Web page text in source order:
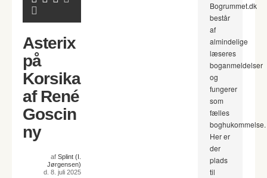
Asterix
på
Korsika
af René
Goscin
ny
af Splint (I.
Jørgensen)
d. 8. juli 2025
Bogrummet.dk
består
af
almindelige
læseres
boganmeldelser
og
fungerer
som
fælles
boghukommelse.
Her er
der
plads
til